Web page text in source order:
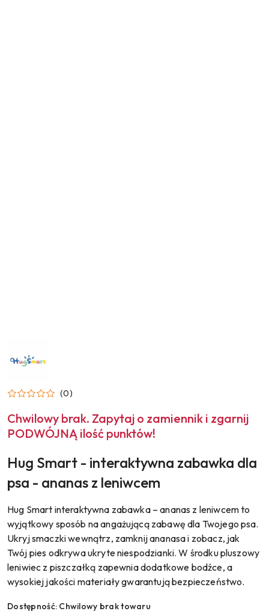
HUG
SMART
(0)
Chwilowy brak. Zapytaj o zamiennik i zgarnij
PODWÓJNĄ ilość punktów!
Hug Smart - interaktywna zabawka dla
psa - ananas z leniwcem
Hug Smart interaktywna zabawka – ananas z leniwcem to
wyjątkowy sposób na angażującą zabawę dla Twojego psa.
Ukryj smaczki wewnątrz, zamknij ananasa i zobacz, jak
Twój pies odkrywa ukryte niespodzianki. W środku pluszowy
leniwiec z piszczałką zapewnia dodatkowe bodźce, a
wysokiej jakości materiały gwarantują bezpieczeństwo.
Dostępność: Chwilowy brak towaru